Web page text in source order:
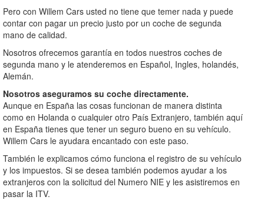
Pero con Willem Cars usted no tiene que temer nada y puede
contar con pagar un precio justo por un coche de segunda
mano de calidad.
Nosotros ofrecemos garantía en todos nuestros coches de
segunda mano y le atenderemos en Español, Ingles, holandés,
Alemán.
Nosotros aseguramos su coche directamente.
Aunque en España las cosas funcionan de manera distinta
como en Holanda o cualquier otro País Extranjero, también aquí
en España tienes que tener un seguro bueno en su vehículo.
Willem Cars le ayudara encantado con este paso.
También le explicamos cómo funciona el registro de su vehículo
y los impuestos. Si se desea también podemos ayudar a los
extranjeros con la solicitud del Numero NIE y les asistiremos en
pasar la ITV.